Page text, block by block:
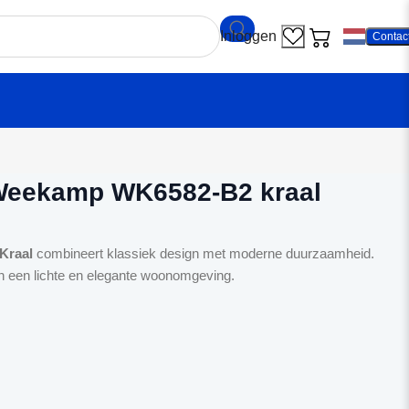
WK6582-B2 kraal
combineert klassiek design met moderne duurzaamheid.
een lichte en elegante woonomgeving.